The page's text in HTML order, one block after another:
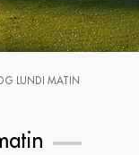
LUNDI MATIN